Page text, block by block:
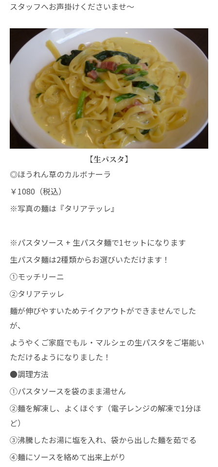
スタッフへお声掛けくださいませ～
【生パスタ】
◎ほうれん草のカルボナーラ
￥1080（税込）
※写真の麺は『タリアテッレ』
※パスタソース + 生パスタ麺で1セットになります
生パスタ麺は2種類からお選びいただけます！
①モッチリーニ
②タリアテッレ
麺が伸びやすいためテイクアウトができませんでした
が、
ようやくご家庭でもル・マルシェの生パスタをご堪能い
ただけるようになりました！
●調理方法
①パスタソースを袋のまま湯せん
②麺を解凍し、よくほぐす（電子レンジの解凍で1分ほ
ど）
③沸騰したお湯に塩を入れ、袋から出した麺を茹でる
④麺にソースを絡めて出来上がり